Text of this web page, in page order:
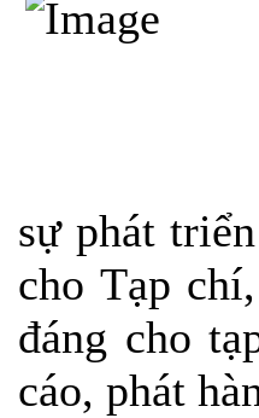
sự phát
cho Tạp
đáng cho
cáo, phát